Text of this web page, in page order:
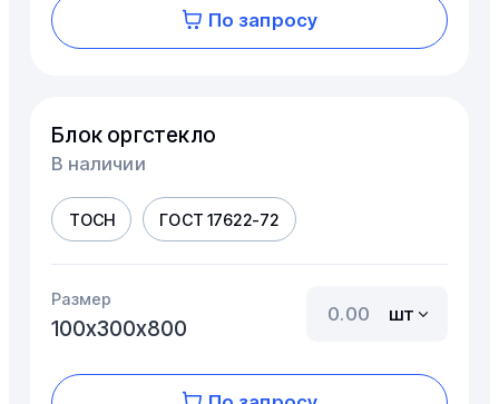
По запросу
Блок оргстекло
В наличии
ТОСН ГОСТ 17622-72
Размер
100х300х800
шт